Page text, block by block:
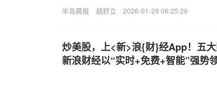
半岛晨报 胡舒立 2026-01-29 06:25:26
炒美股，上<新>浪{财}经App！五
新浪财经以“实时+免费+智能”强势